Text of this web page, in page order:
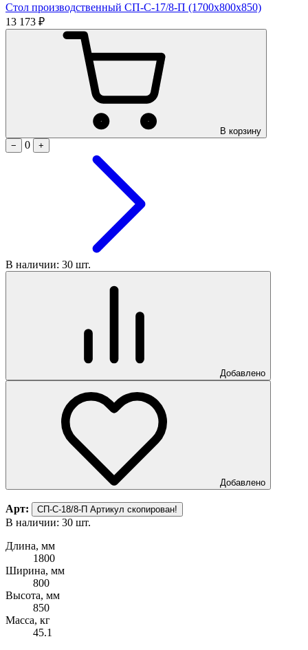
Стол производственный СП-С-17/8-П (1700х800х850)
13 173 ₽
В корзину
−
0 +
В наличии: 30 шт.
Добавлено
Добавлено
Арт: СП-С-18/8-П Артикул скопирован!
В наличии: 30 шт.
Длина, мм
1800
Ширина, мм
800
Высота, мм
850
Масса, кг
45.1